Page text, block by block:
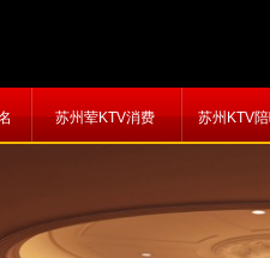
苏州荤KTV消费 苏州KTV